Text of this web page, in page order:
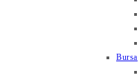
Bursa